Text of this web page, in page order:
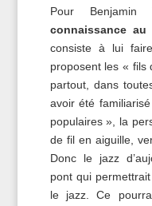
Pour
connaissance au
consiste à lui
proposent les « fils
partout, dans
avoir été
populaires », la
de fil en aiguille,
Donc le jazz
pont qui
le jazz. Ce